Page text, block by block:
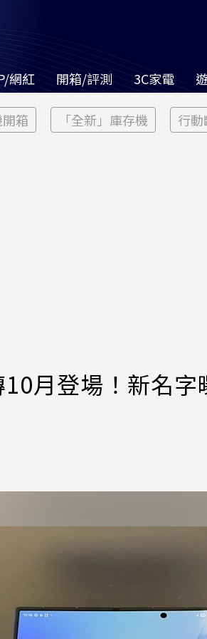
網紅 開箱/評測 3C家電
箱 「全新」庫存機 行
月登場！新名